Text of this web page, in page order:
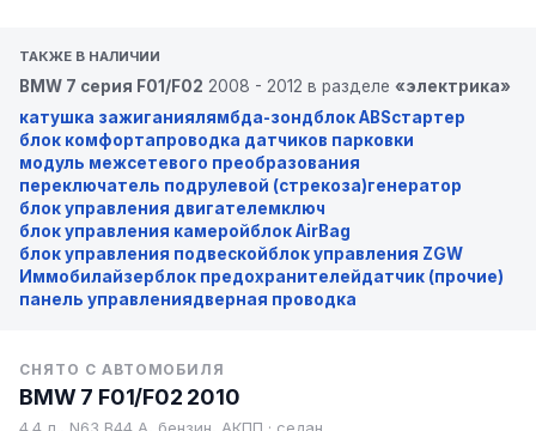
ТАКЖЕ В НАЛИЧИИ
BMW 7 серия F01/F02 2008 - 2012 в разделе «электрика»
катушка зажиганиялямбда-зондблок ABSстартер
блок комфортапроводка датчиков парковки
модуль межсетевого преобразования
переключатель подрулевой (стрекоза)генератор
блок управления двигателемключ
блок управления камеройблок AirBag
блок управления подвескойблок управления ZGW
Иммобилайзерблок предохранителейдатчик (прочие)
панель управлениядверная проводка
СНЯТО С АВТОМОБИЛЯ
BMW 7 F01/F02 2010